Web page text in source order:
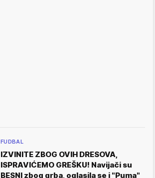
FUDBAL
IZVINITE ZBOG OVIH DRESOVA,
ISPRAVIĆEMO GREŠKU! Navijači su
BESNI zbog grba, oglasila se i "Puma"